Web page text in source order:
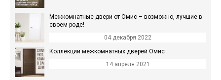
Межкомнатные двери от Омис – возможно, лучшие в
своем роде!
04 декабря 2022
Коллекции межкомнатных дверей Омис
14 апреля 2021